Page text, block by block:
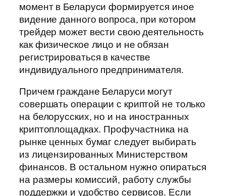
момент в Беларуси формируется иное
видение данного вопроса, при котором
трейдер может вести свою деятельность
как физическое лицо и не обязан
регистрироваться в качестве
индивидуального предпринимателя.
Причем граждане Беларуси могут
совершать операции с криптой не только
на белорусских, но и на иностранных
криптоплощадках. Профучастника на
рынке ценных бумаг следует выбирать
из лицензированных Министерством
финансов. В остальном нужно опираться
на размеры комиссий, работу службы
поддержки и удобство сервисов. Если